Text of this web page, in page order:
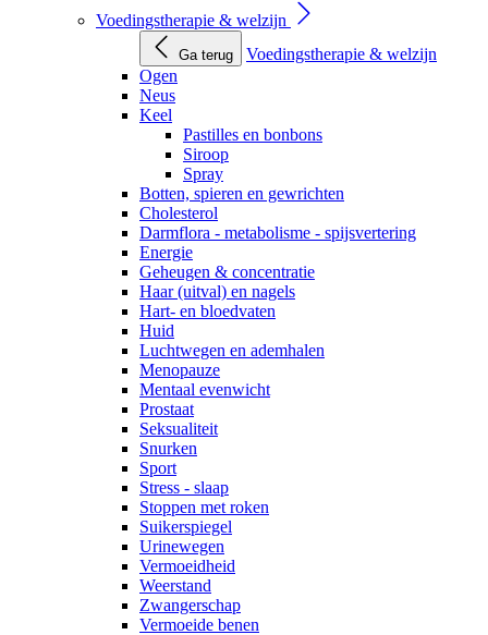
Voedingstherapie & welzijn
Ga terug
Voedingstherapie & welzijn
Ogen
Neus
Keel
Pastilles en bonbons
Siroop
Spray
Botten, spieren en gewrichten
Cholesterol
Darmflora - metabolisme - spijsvertering
Energie
Geheugen & concentratie
Haar (uitval) en nagels
Hart- en bloedvaten
Huid
Luchtwegen en ademhalen
Menopauze
Mentaal evenwicht
Prostaat
Seksualiteit
Snurken
Sport
Stress - slaap
Stoppen met roken
Suikerspiegel
Urinewegen
Vermoeidheid
Weerstand
Zwangerschap
Vermoeide benen